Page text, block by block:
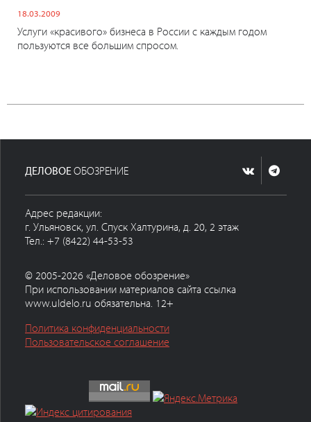
18.03.2009
Услуги «красивого» бизнеса в России с каждым годом
пользуются все большим спросом.
ДЕЛОВОЕОБОЗРЕНИЕ
Адрес редакции:
г. Ульяновск, ул. Спуск Халтурина, д. 20, 2 этаж
Тел.: +7 (8422) 44-53-53
© 2005-2026 «Деловое обозрение»
При использовании материалов сайта ссылка
www.uldelo.ru обязательна. 12+
Политика конфиденциальности
Пользовательское соглашение